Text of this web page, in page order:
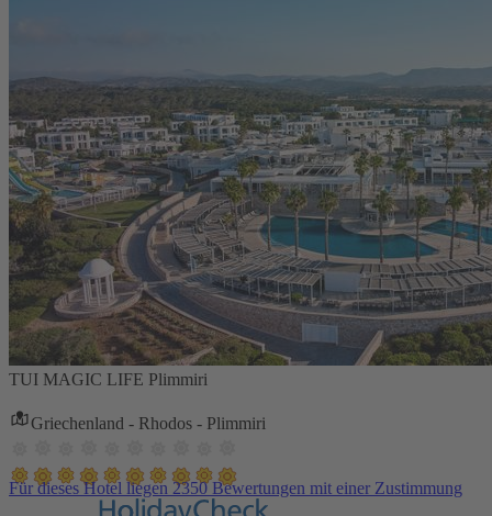
TUI MAGIC LIFE Plimmiri
Griechenland - Rhodos - Plimmiri
Für dieses Hotel liegen 2350 Bewertungen mit einer Zustimmung